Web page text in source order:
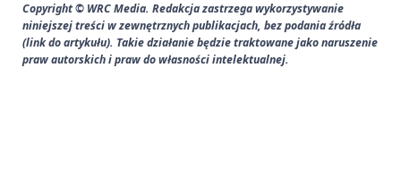
Copyright © WRC Media. Redakcja zastrzega wykorzystywanie
niniejszej treści w zewnętrznych publikacjach, bez podania źródła
(link do artykułu). Takie działanie będzie traktowane jako naruszenie
praw autorskich i praw do własności intelektualnej.